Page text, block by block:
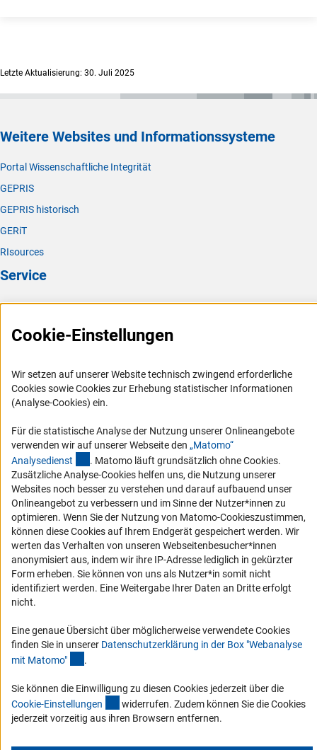
Letzte Aktualisierung: 30. Juli 2025
Weitere Websites und Informationssysteme
Portal Wissenschaftliche Integrität
GEPRIS
GEPRIS historisch
GERiT
RIsources
Service
Presse
FAQ
Logo und Corporate Design
RSS-Feeds
Compliance
Vergabeverfahren
Barrierefreiheit
Service und Informationen für Menschen mit Behinderungen
Erklärung zur Barrierefreiheit
Barriere melden
DFG-aktuell
Erhalten Sie Neuigkeiten aus der DFG direkt in Ihr Mailpostfach oder
schauen Sie sich die Ausgaben online an.
Zum Newsletter
© 2026 DFG
Impressum Datenschutz Cookie-Einstellungen
Cookie-Einstellungen
Wir setzen auf unserer Website technisch zwingend erforderliche
Cookies sowie Cookies zur Erhebung statistischer Informationen
(Analyse-Cookies) ein.
Für die statistische Analyse der Nutzung unserer Onlineangebote
verwenden wir auf unserer Webseite den „Matomo“
Analysedienst (externer Link)
. Matomo läuft grundsätzlich ohne Cookies.
Zusätzliche Analyse-Cookies helfen uns, die Nutzung unserer
Websites noch besser zu verstehen und darauf aufbauend unser
Onlineangebot zu verbessern und im Sinne der Nutzer*innen zu
optimieren. Wenn Sie der Nutzung von Matomo-Cookieszustimmen,
können diese Cookies auf Ihrem Endgerät gespeichert werden. Wir
werten das Verhalten von unseren Webseitenbesucher*innen
anonymisiert aus, indem wir ihre IP-Adresse lediglich in gekürzter
Form erheben. Sie können von uns als Nutzer*in somit nicht
identifiziert werden. Eine Weitergabe Ihrer Daten an Dritte erfolgt
nicht.
Eine genaue Übersicht über möglicherweise verwendete Cookies
finden Sie in unserer Datenschutzerklärung in der Box "Webanalyse
mit Matomo" .
Sie können die Einwilligung zu diesen Cookies jederzeit über die
Cookie-Einstellungen (interner Link)
widerrufen. Zudem können Sie die Cookies
jederzeit vorzeitig aus ihren Browsern entfernen.